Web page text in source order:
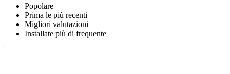
Popolare
Prima le più recenti
Migliori valutazioni
Installate più di frequente